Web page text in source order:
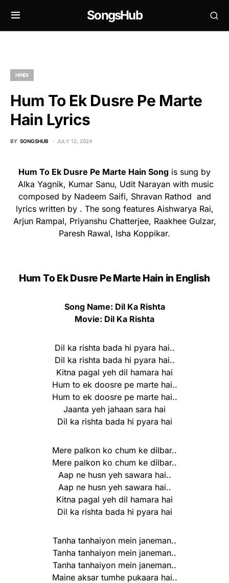
SongsHub
HINDI
Hum To Ek Dusre Pe Marte
Hain Lyrics
BY SONGSHUB JULY 12, 2024
Hum To Ek Dusre Pe Marte Hain Song is sung by
Alka Yagnik, Kumar Sanu, Udit Narayan with music
composed by Nadeem Saifi, Shravan Rathod and
lyrics written by . The song features Aishwarya Rai,
Arjun Rampal, Priyanshu Chatterjee, Raakhee Gulzar,
Paresh Rawal, Isha Koppikar.
Hum To Ek Dusre Pe Marte Hain in English
Song Name: Dil Ka Rishta
Movie: Dil Ka Rishta
Dil ka rishta bada hi pyara hai..
Dil ka rishta bada hi pyara hai..
Kitna pagal yeh dil hamara hai
Hum to ek doosre pe marte hai..
Hum to ek doosre pe marte hai..
Jaanta yeh jahaan sara hai
Dil ka rishta bada hi pyara hai
Mere palkon ko chum ke dilbar..
Mere palkon ko chum ke dilbar..
Aap ne husn yeh sawara hai..
Aap ne husn yeh sawara hai..
Kitna pagal yeh dil hamara hai
Dil ka rishta bada hi pyara hai
Tanha tanhaiyon mein janeman..
Tanha tanhaiyon mein janeman..
Tanha tanhaiyon mein janeman..
Maine aksar tumhe pukaara hai..